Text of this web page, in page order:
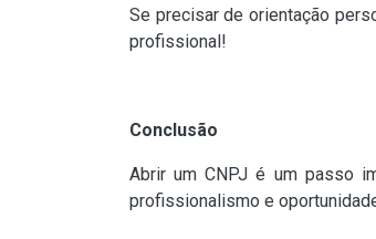
Se precisar de orientação
profissional!
Conclusão
Abrir um CNPJ é um passo
profissionalismo e